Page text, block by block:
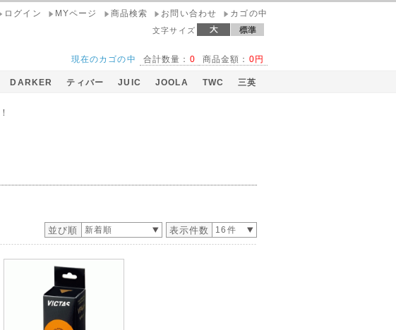
ログイン MYページ 商品検索 お問い合わせ カゴの中
文字サイズ
現在のカゴの中 合計数量： 0 商品金額： 0円
DARKER ティバー JUIC JOOLA TWC 三英
並び順 新着順 表示件数 16件